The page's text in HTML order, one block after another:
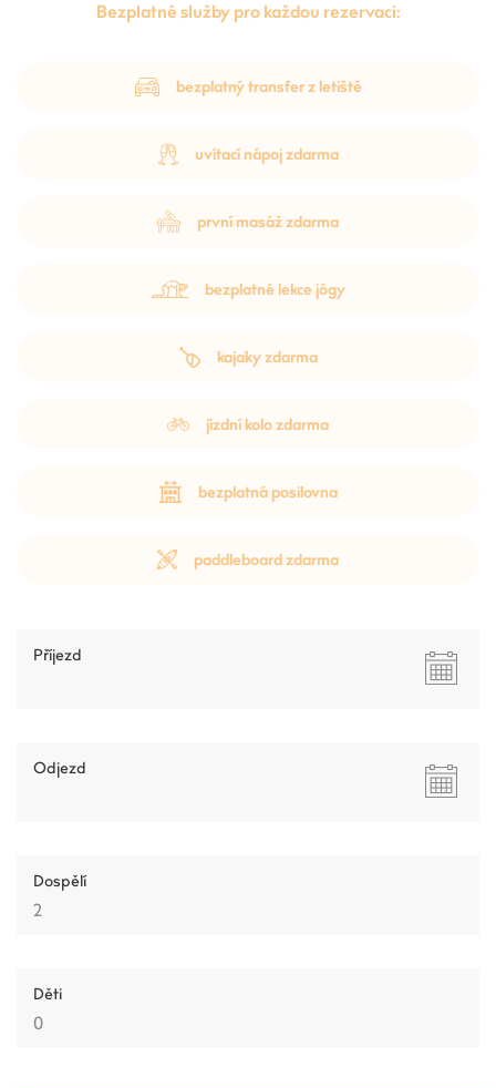
Bezplatné služby pro každou rezervaci:
bezplatný transfer z letiště
uvítací nápoj zdarma
první masáž zdarma
bezplatné lekce jógy
kajaky zdarma
jízdní kolo zdarma
bezplatná posilovna
paddleboard zdarma
Příjezd
Odjezd
Dospělí
Děti